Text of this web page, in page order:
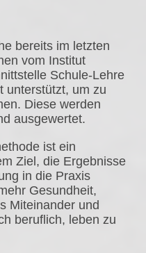
bereits im letzten
vom Institut
Schule-Lehre
unterstützt, um zu
Diese werden
ausgewertet.
ist ein
Ziel, die Ergebnisse
in die Praxis
Gesundheit,
Miteinander und
beruflich, leben zu